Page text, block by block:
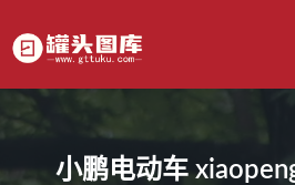
小鹏电动车